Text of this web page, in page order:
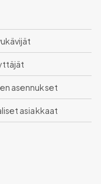
asennukset
asiakkaat